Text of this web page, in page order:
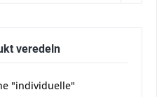
veredeln
"individuelle"